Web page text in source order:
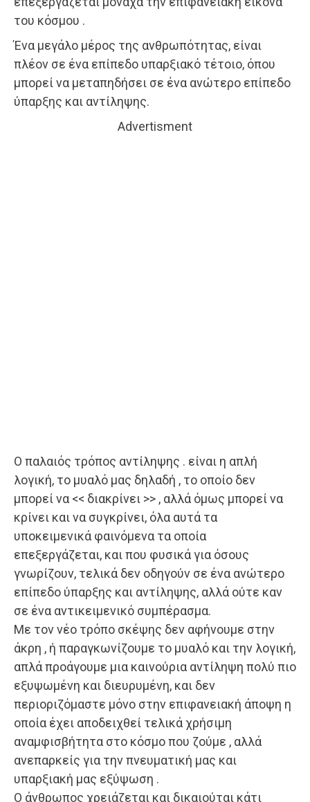
του κόσμου .
Ένα μεγάλο μέρος της ανθρωπότητας, είναι
πλέον σε ένα επίπεδο υπαρξιακό τέτοιο, όπου
μπορεί να μεταπηδήσει σε ένα ανώτερο επίπεδο
ύπαρξης και αντίληψης.
Advertisment
Ο παλαιός τρόπος αντίληψης . είναι η απλή
λογική, το μυαλό μας δηλαδή , το οποίο δεν
μπορεί να << διακρίνει >> , αλλά όμως μπορεί να
κρίνει και να συγκρίνει, όλα αυτά τα
υποκειμενικά φαινόμενα τα οποία
επεξεργάζεται, και που φυσικά για όσους
γνωρίζουν, τελικά δεν οδηγούν σε ένα ανώτερο
επίπεδο ύπαρξης και αντίληψης, αλλά ούτε καν
σε ένα αντικειμενικό συμπέρασμα.
Με τον νέο τρόπο σκέψης δεν αφήνουμε στην
άκρη , ή παραγκωνίζουμε το μυαλό και την λογική,
απλά προάγουμε μια καινούρια αντίληψη πολύ πιο
εξυψωμένη και διευρυμένη, και δεν
περιοριζόμαστε μόνο στην επιφανειακή άποψη η
οποία έχει αποδειχθεί τελικά χρήσιμη
αναμφισβήτητα στο κόσμο που ζούμε , αλλά
ανεπαρκείς για την πνευματική μας και
υπαρξιακή μας εξύψωση .
Ο άνθρωπος χρειάζεται και δικαιούται κάτι